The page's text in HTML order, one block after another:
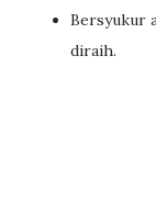
Bersyukur
diraih.